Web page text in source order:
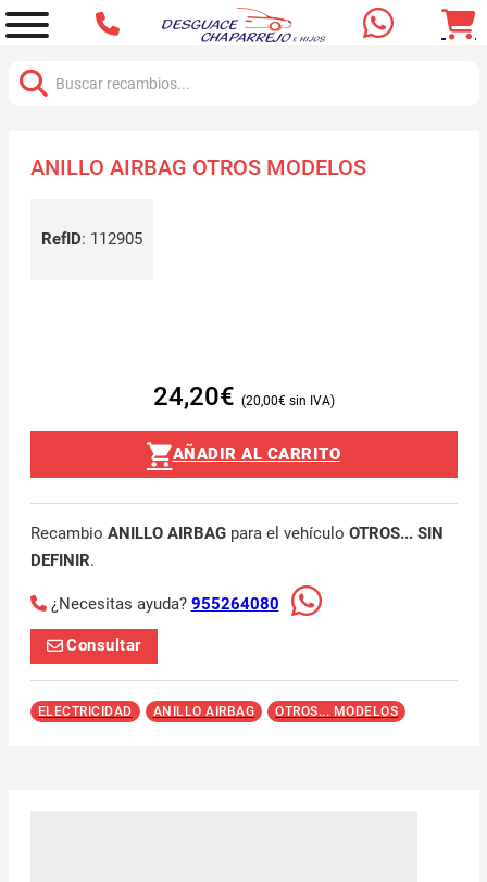
ANILLO AIRBAG OTROS MODELOS
RefID: 112905
24,20€ 20,00€
AÑADIR AL CARRITO
Recambio ANILLO AIRBAGpara el vehículo OTROS... SIN
DEFINIR.
¿Necesitas ayuda? 955264080
Consultar
ELECTRICIDAD ANILLO AIRBAG OTROS... MODELOS